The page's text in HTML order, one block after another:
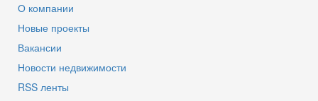
О компании
Новые проекты
Вакансии
Новости недвижимости
RSS ленты